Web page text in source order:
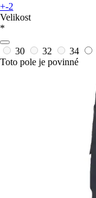
+-2
Velikost
*
30 32 34
Toto pole je povinné